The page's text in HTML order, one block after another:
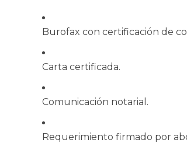
Burofax con certificación de
Carta certificada.
Comunicación notarial.
Requerimiento firmado por